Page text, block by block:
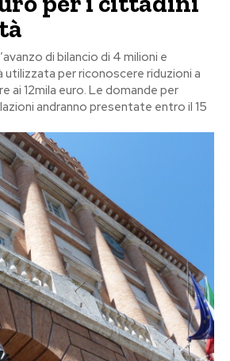
di bilancio di 4 milioni e
utilizzata per riconoscere riduzioni a
ai 12mila euro. Le domande per
andranno presentate entro il 15